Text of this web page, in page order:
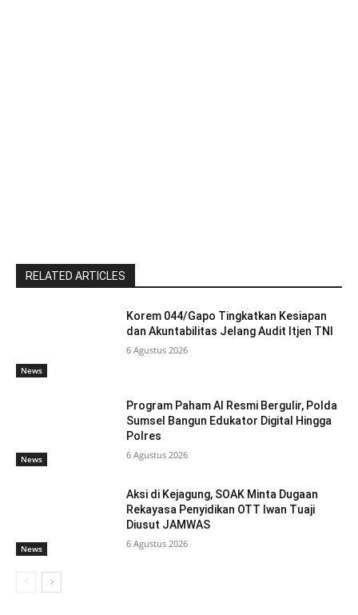
RELATED ARTICLES
News
Korem 044/Gapo Tingkatkan Kesiapan
dan Akuntabilitas Jelang Audit Itjen TNI
6 Agustus 2026
News
Program Paham AI Resmi Bergulir, Polda
Sumsel Bangun Edukator Digital Hingga
Polres
6 Agustus 2026
News
Aksi di Kejagung, SOAK Minta Dugaan
Rekayasa Penyidikan OTT Iwan Tuaji
Diusut JAMWAS
6 Agustus 2026